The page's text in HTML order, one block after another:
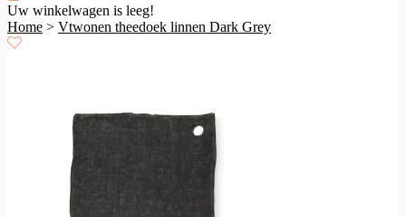
Uw winkelwagen is leeg!
Home > Vtwonen theedoek linnen Dark Grey